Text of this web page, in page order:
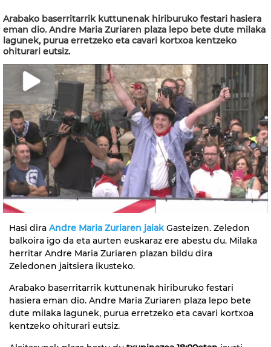
Arabako baserritarrik kuttunenak hiriburuko festari hasiera
eman dio. Andre Maria Zuriaren plaza lepo bete dute milaka
lagunek, purua erretzeko eta cavari kortxoa kentzeko
ohiturari eutsiz.
Hasi dira Andre Maria Zuriaren jaiak Gasteizen. Zeledon
balkoira igo da eta aurten euskaraz ere abestu du. Milaka
herritar Andre Maria Zuriaren plazan bildu dira
Zeledonen jaitsiera ikusteko.
Arabako baserritarrik kuttunenak hiriburuko festari
hasiera eman dio. Andre Maria Zuriaren plaza lepo bete
dute milaka lagunek, purua erretzeko eta cavari kortxoa
kentzeko ohiturari eutsiz.